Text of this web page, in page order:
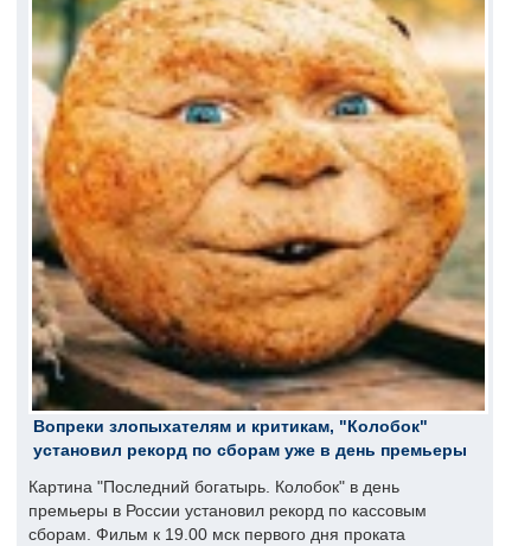
Вопреки злопыхателям и критикам, "Колобок"
установил рекорд по сборам уже в день премьеры
Картина "Последний богатырь. Колобок" в день
премьеры в России установил рекорд по кассовым
сборам. Фильм к 19.00 мск первого дня проката